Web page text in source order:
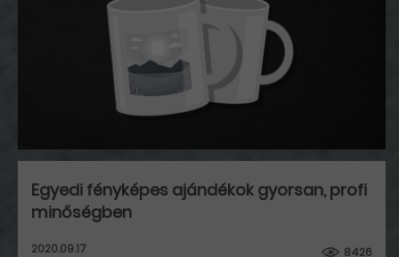
Egyedi fényképes ajándékok gyorsan, profi
minőségben
2020.09.17 8426